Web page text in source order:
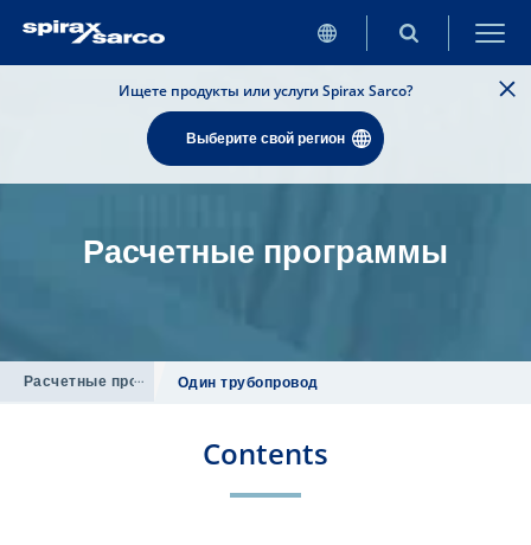
Ищете продукты или услуги Spirax Sarco?
Выберите свой регион
Расчетные программы
Расчетные программы /
Один трубопровод
Contents